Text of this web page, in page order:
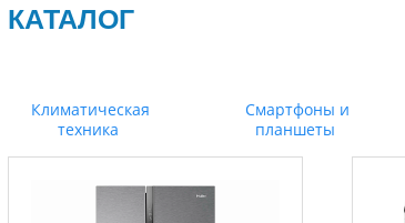
КАТАЛОГ
Климатическая
техника
Смартфоны и
планшеты